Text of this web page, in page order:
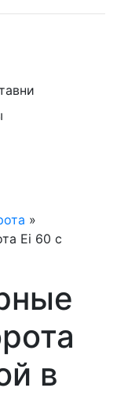
»
Ei 60 с
в